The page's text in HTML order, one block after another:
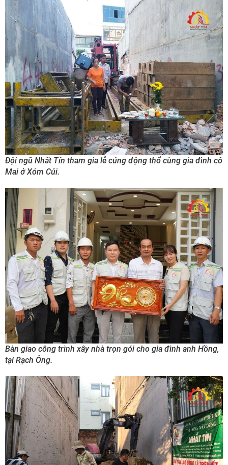
Đội ngũ Nhất Tín tham gia lễ cúng động thổ cùng gia đình cô
Mai ở Xóm Củi.
Bàn giao công trình xây nhà trọn gói cho gia đình anh Hồng,
tại Rạch Ông.